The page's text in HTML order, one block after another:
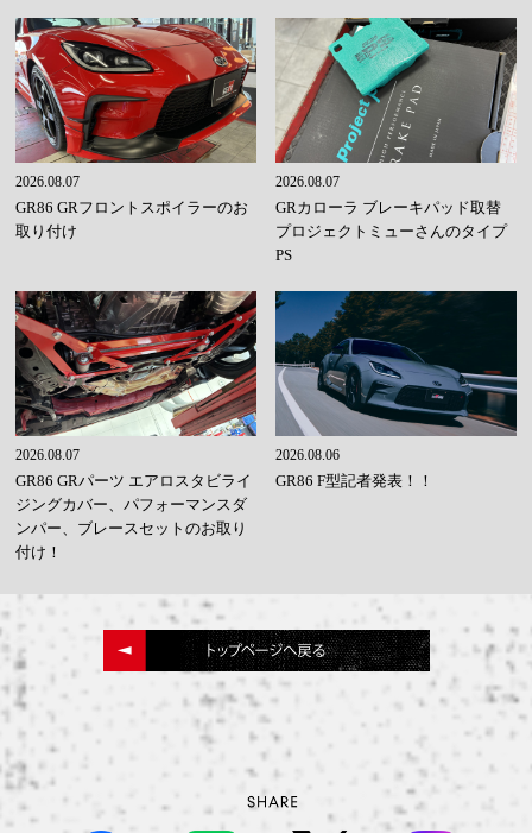
2026.08.07
GR86 GRフロントスポイラーのお
取り付け
2026.08.07
GRカローラ ブレーキパッド取替
プロジェクトミューさんのタイプ
PS
2026.08.07
GR86 GRパーツ エアロスタビライ
ジングカバー、パフォーマンスダ
ンパー、ブレースセットのお取り
付け！
2026.08.06
GR86 F型記者発表！！